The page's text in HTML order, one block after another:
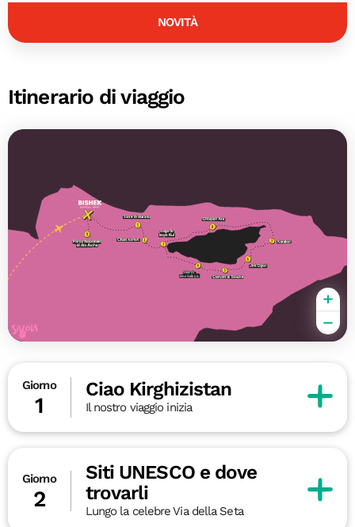
NOVITÀ
Itinerario di viaggio
Giorno
1
Ciao Kirghizistan
Il nostro viaggio inizia
Giorno
2
Siti UNESCO e dove
trovarli
Lungo la celebre Via della Seta